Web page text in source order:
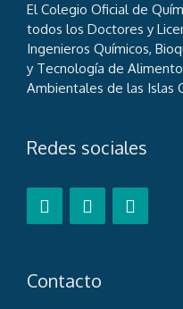
El Colegio Oficial de
todos los Doctores y
Ingenieros Químicos,
y Tecnología de
Ambientales de las Islas
Redes sociales
Contacto